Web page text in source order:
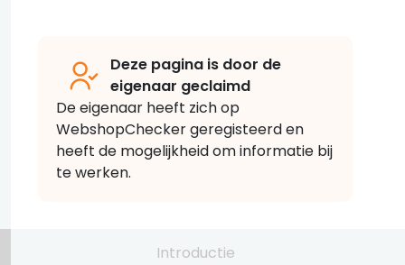
Deze pagina is door de
eigenaar geclaimd
De eigenaar heeft zich op
WebshopChecker geregisteerd en
heeft de mogelijkheid om informatie bij
te werken.
Introductie